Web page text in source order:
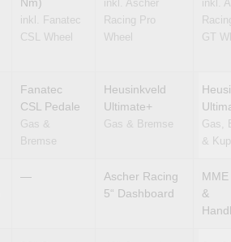
inkl. Fanatec
CSL Wheel
inkl. Ascher
Racing Pro
Wheel
inkl.
GT
Fanatec
CSL Pedale
Gas &
Bremse
Heusinkveld
Ultimate+
Gas & Bremse
Gas,
&
—
Ascher Racing
5“ Dashboard
&